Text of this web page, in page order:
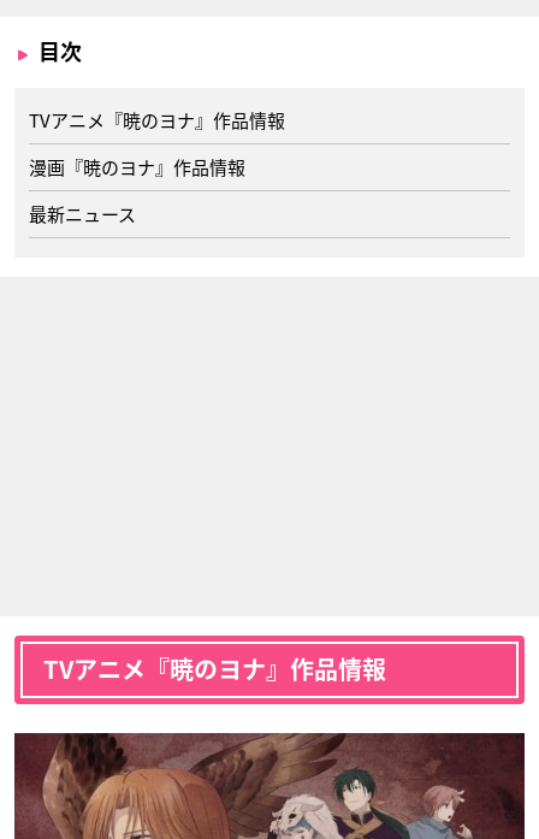
目次
TVアニメ『暁のヨナ』作品情報
漫画『暁のヨナ』作品情報
最新ニュース
TVアニメ『暁のヨナ』作品情報